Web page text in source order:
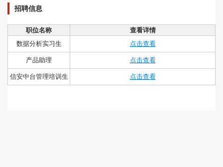
招聘信息
职位名称
查看详情
数据分析实习生
点击查看
产品助理 点击查看
信安中台管理培训生 点击查看